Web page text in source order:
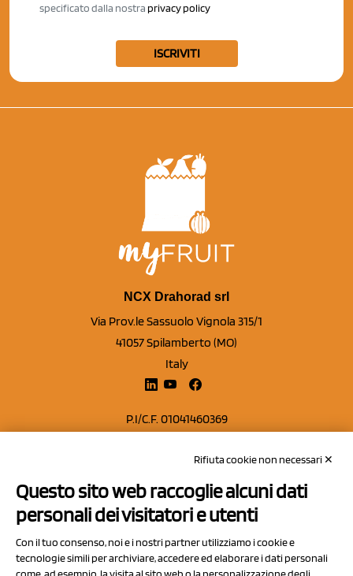
specificato dalla nostra privacy policy
ISCRIVITI
NCX Drahorad srl
Via Prov.le Sassuolo Vignola 315/1
41057 Spilamberto (MO)
Italy
P.I/C.F. 01041460369
Capitale sociale Euro 50.000,00 i.v.
Contatti
Privacy Policy
Cookie Policy
Rifiuta cookie non necessari ✕
Questo sito web raccoglie alcuni dati
personali dei visitatori e utenti
Con il tuo consenso, noi e i nostri partner utilizziamo i cookie e
tecnologie simili per archiviare, accedere ed elaborare i dati personali